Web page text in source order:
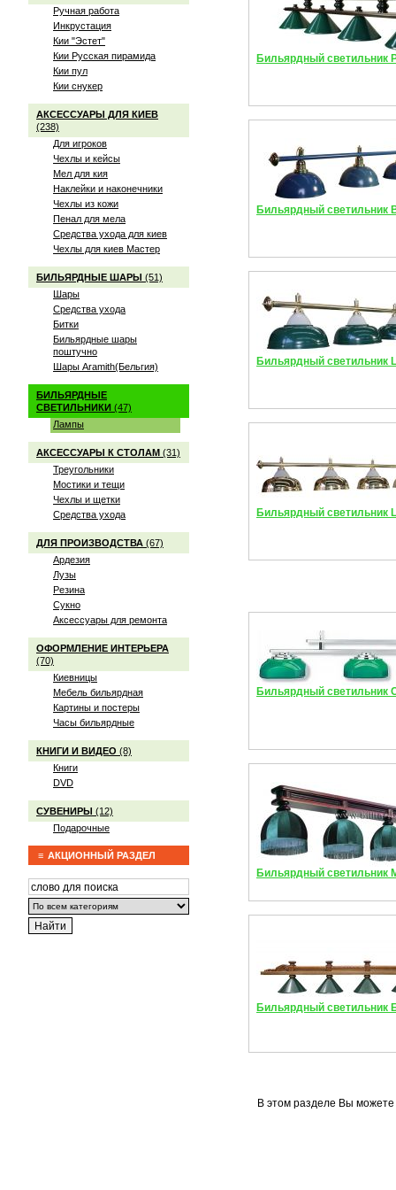
Ручная работа
Инкрустация
Кии "Эстет"
Кии Русская пирамида
Кии пул
Кии снукер
АКСЕССУАРЫ ДЛЯ КИЕВ
(238)
Для игроков
Чехлы и кейсы
Мел для кия
Наклейки и наконечники
Чехлы из кожи
Пенал для мела
Средства ухода для киев
Чехлы для киев Мастер
БИЛЬЯРДНЫЕ ШАРЫ (51)
Шары
Средства ухода
Битки
Бильярдные шары
поштучно
Шары Aramith(Бельгия)
БИЛЬЯРДНЫЕ
СВЕТИЛЬНИКИ (47)
Лампы
АКСЕССУАРЫ К СТОЛАМ (31)
Треугольники
Мостики и тещи
Чехлы и щетки
Средства ухода
ДЛЯ ПРОИЗВОДСТВА (67)
Ардезия
Лузы
Резина
Сукно
Аксессуары для ремонта
ОФОРМЛЕНИЕ ИНТЕРЬЕРА
(70)
Киевницы
Мебель бильярдная
Картины и постеры
Часы бильярдные
КНИГИ И ВИДЕО (8)
Книги
DVD
СУВЕНИРЫ (12)
Подарочные
АКЦИОННЫЙ РАЗДЕЛ
Бильярдный светильник
Бильярдный светильник
Бильярдный светильник
Бильярдный светильник
Бильярдный светильник
Бильярдный светильник
Бильярдный светильник
В этом разделе Вы можете